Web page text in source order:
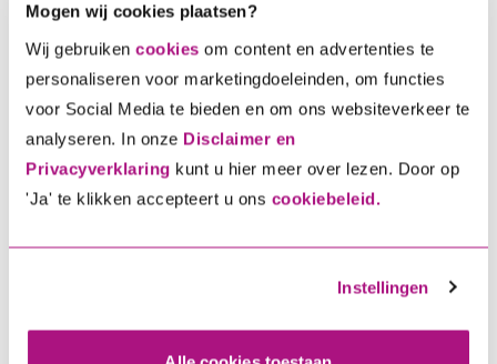
Mogen wij cookies plaatsen?
Wij gebruiken cookies om content en advertenties te
personaliseren voor marketingdoeleinden, om functies
voor Social Media te bieden en om ons websiteverkeer te
analyseren. In onze Disclaimer en
Privacyverklaring kunt u hier meer over lezen. Door op
'Ja' te klikken accepteert u ons cookiebeleid.
Instellingen
website voor
statistische
doeleinden
gegevens over
bezoekersgedrag
verkrijgen.
_ga Google
Registreert een
uniek ID die wordt
gegevens te